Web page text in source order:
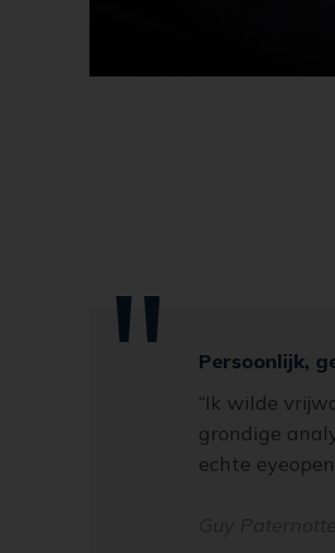
Persoonlijk,
“Ik wilde
grondige
echte